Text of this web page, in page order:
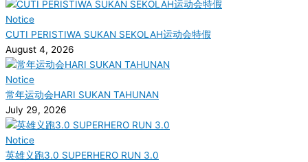
Notice
CUTI PERISTIWA SUKAN SEKOLAH运动会特假
August 4, 2026
Notice
常年运动会HARI SUKAN TAHUNAN
July 29, 2026
Notice
英雄义跑3.0 SUPERHERO RUN 3.0